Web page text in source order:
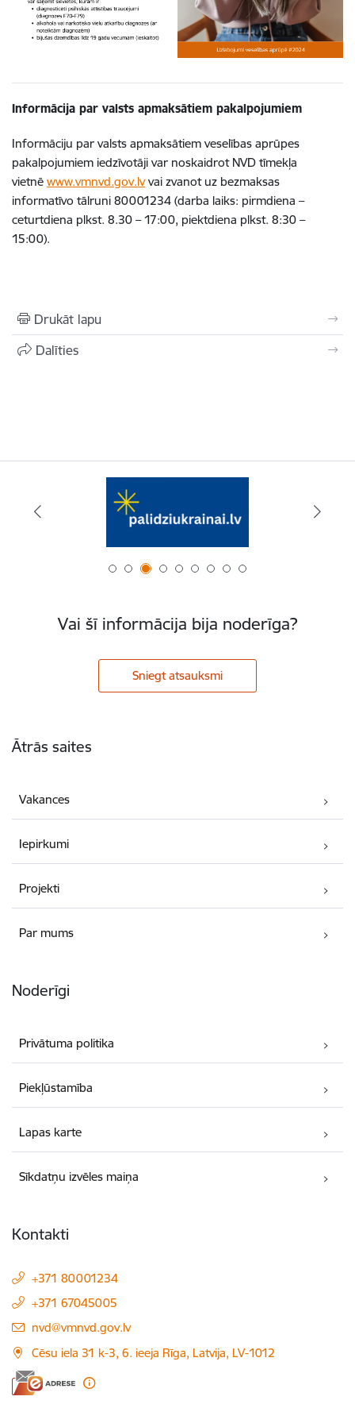
Informācija par valsts apmaksātiem pakalpojumiem
Informāciju par valsts apmaksātiem veselības aprūpes
pakalpojumiem iedzīvotāji var noskaidrot NVD tīmekļa
vietnē www.vmnvd.gov.lvvai zvanot uz bezmaksas
informatīvo tālruni 80001234 (darba laiks: pirmdiena –
ceturtdiena plkst. 8.30 – 17:00, piektdiena plkst. 8:30 –
15:00).
Drukāt lapu
Dalīties
Vai šī informācija bija noderīga?
Sniegt atsauksmi
Ātrās saites
Vakances
Iepirkumi
Projekti
Par mums
Noderīgi
Privātuma politika
Piekļūstamība
Lapas karte
Sīkdatņu izvēles maiņa
Kontakti
+371 80001234
+371 67045005
E-pasts:
nvd@vmnvd.gov.lv
Cēsu iela 31 k-3, 6. ieeja Rīga, Latvija, LV-1012